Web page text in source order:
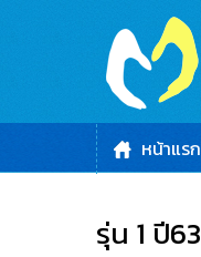
หน้าแรก
รุ่น 1 ปี